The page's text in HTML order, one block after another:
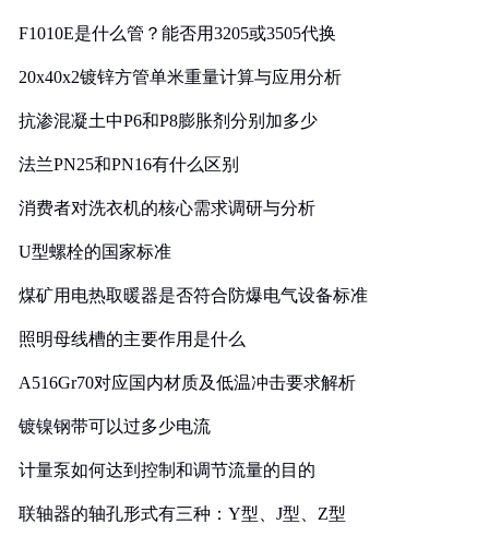
F1010E是什么管？能否用3205或3505代换
20x40x2镀锌方管单米重量计算与应用分析
抗渗混凝土中P6和P8膨胀剂分别加多少
法兰PN25和PN16有什么区别
消费者对洗衣机的核心需求调研与分析
U型螺栓的国家标准
煤矿用电热取暖器是否符合防爆电气设备标准
照明母线槽的主要作用是什么
A516Gr70对应国内材质及低温冲击要求解析
镀镍钢带可以过多少电流
计量泵如何达到控制和调节流量的目的
联轴器的轴孔形式有三种：Y型、J型、Z型